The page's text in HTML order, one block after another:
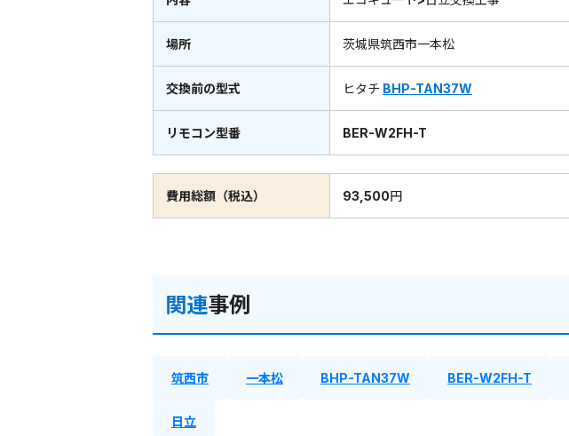
場所 茨城県筑西市一本松
交換前の型式 ヒタチ BHP-TAN37W
リモコン型番 BER-W2FH-T
費用総額（税込） 93,500円
関連事例
筑西市 一本松 BHP-TAN37W BER-W2FH-T
日立